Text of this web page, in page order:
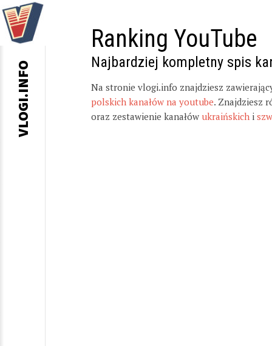
Ranking YouTube
Najbardziej kompletny spis
Na stronie vlogi.info znajdziesz
polskich kanałów na youtube. Znajdziesz
oraz zestawienie kanałów ukraińskich i
VLOGI.INFO